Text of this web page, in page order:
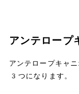
アンテロープ
アンテロープキャ
3つになります。